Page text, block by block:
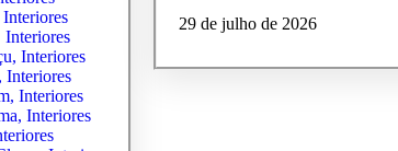
29 de julho de 2026